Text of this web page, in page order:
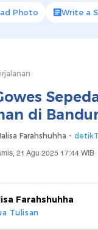
Photo Write a
di
Farahshuhha -
21 Agu 2025 17:44 WIB
Farahshuhha
Tulisan